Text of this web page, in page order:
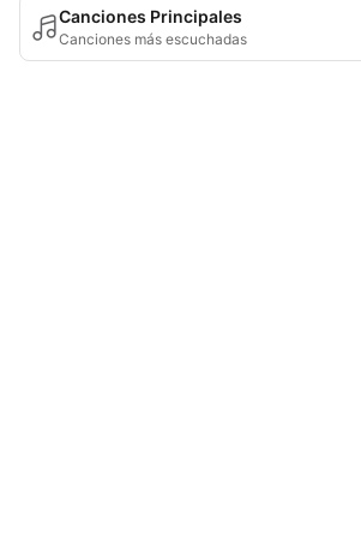
Canciones Principales
Canciones más escuchadas